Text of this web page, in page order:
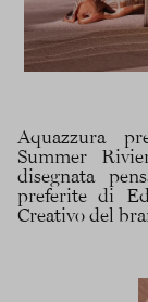
Aquazzura
Summer
disegnata
preferite di
Creativo del